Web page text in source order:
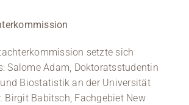
setzte sich
Salome Adam, Doktoratsstudentin
Biostatistik an der Universität
Birgit Babitsch, Fachgebiet New